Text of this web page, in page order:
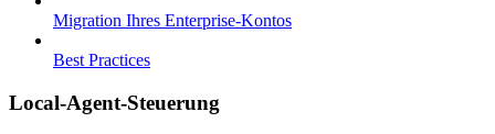
Migration Ihres Enterprise-Kontos
Best Practices
Local-Agent-Steuerung